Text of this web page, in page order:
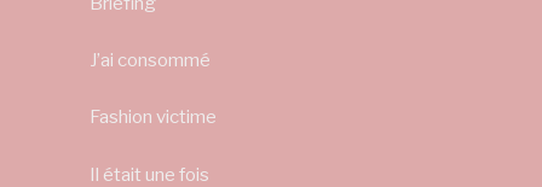
J’ai consommé
Fashion victime
Il était une fois